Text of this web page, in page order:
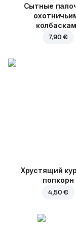
Cытные
7,90 €
Хрустящий
попкорн
4,50 €